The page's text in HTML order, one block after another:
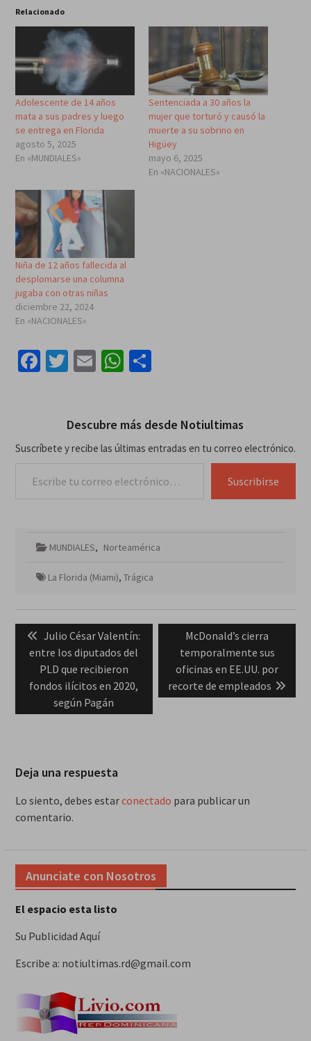
Relacionado
Adolescente de 14 años
mata a sus padres y luego
se entrega en Florida
agosto 5, 2025
En «MUNDIALES»
Sentenciada a 30 años la
mujer que torturó y causó la
muerte a su sobrino en
Higüey
mayo 6, 2025
En «NACIONALES»
Niña de 12 años fallecida al
desplomarse una columna
jugaba con otras niñas
diciembre 22, 2024
En «NACIONALES»
Facebook
Twitter
EmailWhatsApp
Compartir
Descubre más desde Notiultimas
Suscríbete y recibe las últimas entradas en tu correo electrónico.
Suscribirse
MUNDIALES, Norteamérica
La Florida (Miami), Trágica
Navegación
de
entradas
Previous
post:
Julio César Valentín:
entre los diputados del
PLD que recibieron
fondos ilícitos en 2020,
según Pagán
Next
post:
McDonald’s cierra
temporalmente sus
oficinas en EE.UU. por
recorte de empleados
Deja una respuesta
Lo siento, debes estarconectado para publicar un
comentario.
Anunciate con Nosotros
El espacio esta listo
Su Publicidad Aquí
Escribe a: notiultimas.rd@gmail.com